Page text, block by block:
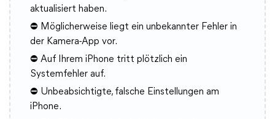
aktualisiert haben.
⛔ Möglicherweise liegt ein unbekannter Fehler in
der Kamera-App vor.
⛔ Auf Ihrem iPhone tritt plötzlich ein
Systemfehler auf.
⛔ Unbeabsichtigte, falsche Einstellungen am
iPhone.